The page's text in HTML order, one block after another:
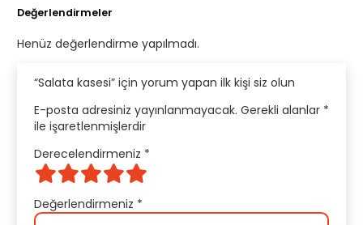
Değerlendirmeler
Henüz değerlendirme yapılmadı.
“Salata kasesi” için yorum yapan ilk kişi siz olun
E-posta adresiniz yayınlanmayacak. Gerekli alanlar *
ile işaretlenmişlerdir
Derecelendirmeniz *
Değerlendirmeniz *